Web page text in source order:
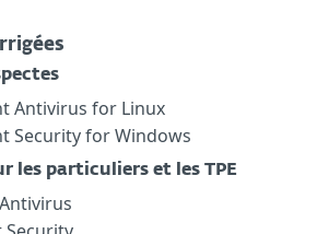
Antivirus for Linux
Security for Windows
les particuliers et les TPE